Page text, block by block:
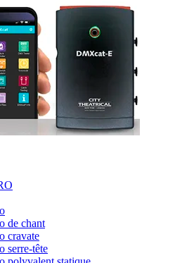
de chant
cravate
serre-tête